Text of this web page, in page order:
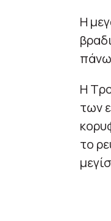
Η
Η
των
το